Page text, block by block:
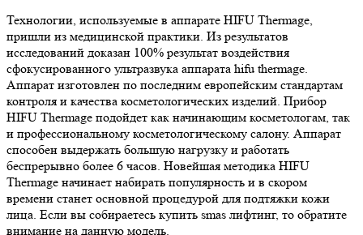
Технологии, используемые в аппарате HIFU Thermage,
пришли из медицинской практики. Из результатов
исследований доказан 100% результат воздействия
сфокусированного ультразвука аппарата hifu thermage.
Аппарат изготовлен по последним европейским стандартам
контроля и качества косметологических изделий. Прибор
HIFU Thermage подойдет как начинающим косметологам, так
и профессиональному косметологическому салону. Аппарат
способен выдержать большую нагрузку и работать
беспрерывно более 6 часов. Новейшая методика HIFU
Thermage начинает набирать популярность и в скором
времени станет основной процедурой для подтяжки кожи
лица. Если вы собираетесь купить smas лифтинг, то обратите
внимание на данную модель.